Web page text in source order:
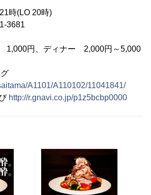
時(LO 20時)
3681
1,000円、ディナー 2,000円～5,000
A1101/A110102/11041841/
http://r.gnavi.co.jp/p1z5bcbp0000